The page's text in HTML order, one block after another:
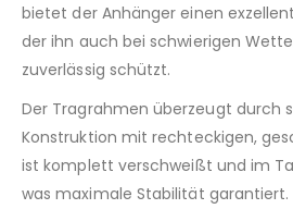
bietet der Anhänger einen
der ihn auch bei schwierigen
zuverlässig schützt.
Der Tragrahmen überzeugt durch
Konstruktion mit rechteckigen,
ist komplett verschweißt und im
was maximale Stabilität